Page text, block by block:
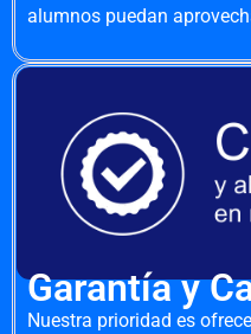
alumnos puedan
Garantía y
Nuestra prioridad es